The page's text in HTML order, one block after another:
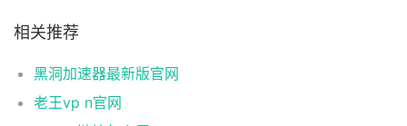
相关推荐
黑洞加速器最新版官网
老王vp n官网